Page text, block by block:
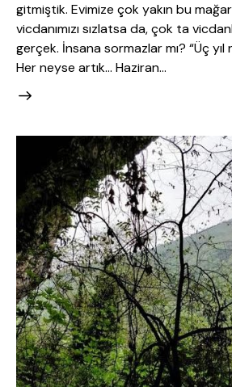
gitmiştik. Evimize çok yakın bu
vicdanımızı sızlatsa da, çok ta
gerçek. İnsana sormazlar mı? “Üç yıl
Her neyse artık… Haziran…